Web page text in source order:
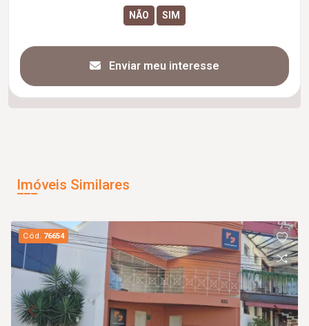
Enviar meu interesse
Imóveis Similares
Cód. 76654